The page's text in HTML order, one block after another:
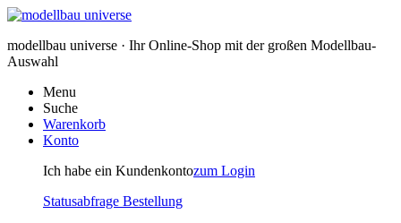
modellbau universe · Ihr Online-Shop mit der großen Modellbau-
Auswahl
Menu
Suche
Warenkorb
Konto
Ich habe ein Kundenkontozum Login
Statusabfrage Bestellung